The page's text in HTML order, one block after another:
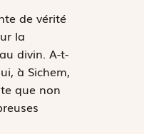
de vérité
la
divin. A-t-
à Sichem,
que non